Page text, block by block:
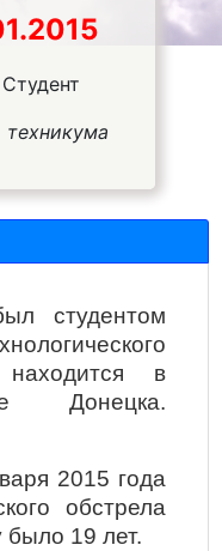
техникума
студентом
в
Донецка.
2015 года
обстрела
было 19 лет.